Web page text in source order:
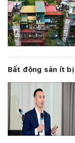
Bất động sản ít